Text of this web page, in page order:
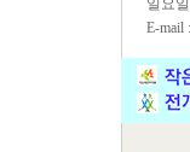
일요
E-mail